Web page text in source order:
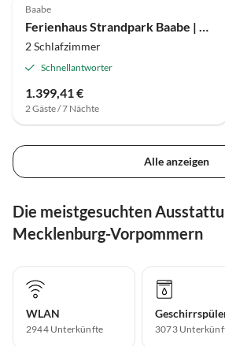
Baabe
Ferienhaus Strandpark Baabe | Haus 6D
2 Schlafzimmer
Schnellantworter
1.399,41 €
2 Gäste / 7 Nächte
Alle anzeigen
Die meistgesuchten
Mecklenburg-Vorpommern
WLAN
2944 Unterkünfte 3073